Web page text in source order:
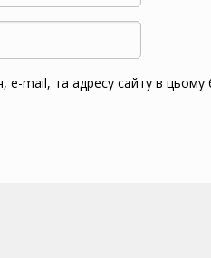
e-mail, та адресу сайту в цьому